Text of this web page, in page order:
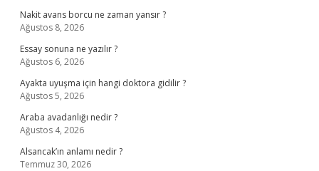
Nakit avans borcu ne zaman yansır ?
Ağustos 8, 2026
Essay sonuna ne yazılır ?
Ağustos 6, 2026
Ayakta uyuşma için hangi doktora gidilir ?
Ağustos 5, 2026
Araba avadanlığı nedir ?
Ağustos 4, 2026
Alsancak’ın anlamı nedir ?
Temmuz 30, 2026